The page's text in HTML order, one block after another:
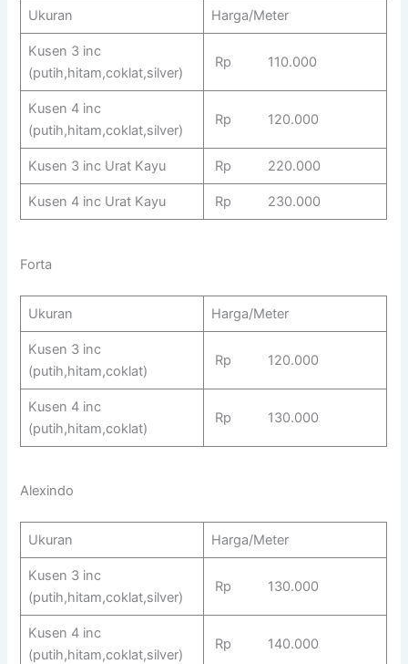
Ukuran Harga/Meter
Kusen 3 inc
(putih,hitam,coklat,silver)
Rp 110.000
Kusen 4 inc
(putih,hitam,coklat,silver)
Rp 120.000
Kusen 3 inc Urat Kayu Rp 220.000
Kusen 4 inc Urat Kayu Rp 230.000
Forta
Ukuran Harga/Meter
Kusen 3 inc
(putih,hitam,coklat)
Rp 120.000
Kusen 4 inc
(putih,hitam,coklat)
Rp 130.000
Alexindo
Ukuran Harga/Meter
Kusen 3 inc
(putih,hitam,coklat,silver)
Rp 130.000
Kusen 4 inc
(putih,hitam,coklat,silver)
Rp 140.000